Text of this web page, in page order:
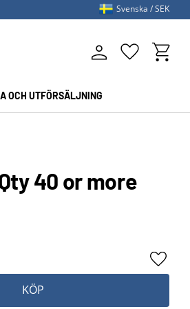
OCH UTFÖRSÄLJNING
Favoriter
Svenska SEK
40 or more
KÖP
Lägg